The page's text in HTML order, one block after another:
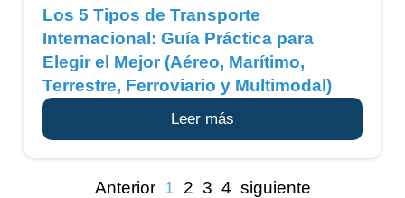
Los 5 Tipos de Transporte
Internacional: Guía Práctica para
Elegir el Mejor (Aéreo, Marítimo,
Terrestre, Ferroviario y Multimodal)
Leer más
Anterior 1 2 3 4 siguiente